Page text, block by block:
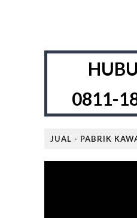
0811-
JUAL - PABRIK